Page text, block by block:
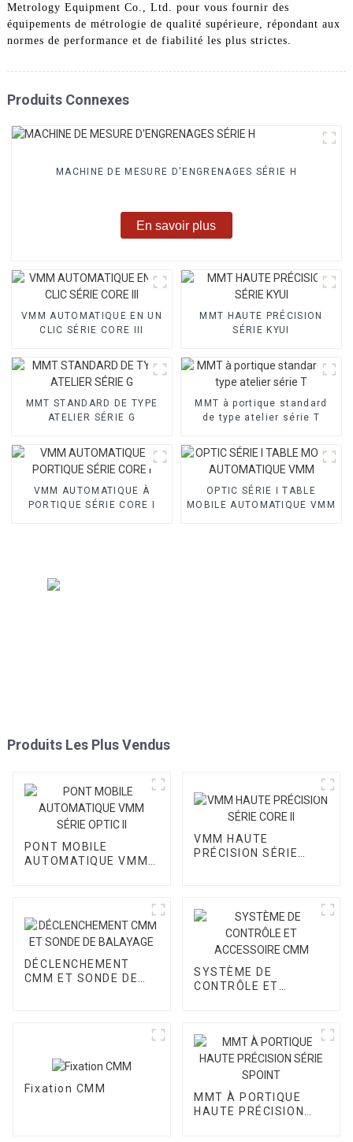
Metrology Equipment Co., Ltd. pour vous fournir des
équipements de métrologie de qualité supérieure, répondant aux
normes de performance et de fiabilité les plus strictes.
Produits Connexes
MACHINE DE MESURE D'ENGRENAGES SÉRIE H
En savoir plus
VMM AUTOMATIQUE EN UN
CLIC SÉRIE CORE III
MMT HAUTE PRÉCISION
SÉRIE KYUI
MMT STANDARD DE TYPE
ATELIER SÉRIE G
MMT à portique standard
de type atelier série T
VMM AUTOMATIQUE À
PORTIQUE SÉRIE CORE I
OPTIC SÉRIE I TABLE
MOBILE AUTOMATIQUE VMM
Produits Les Plus Vendus
PONT MOBILE
AUTOMATIQUE VMM
VMM HAUTE
PRÉCISION SÉRIE
DÉCLENCHEMENT
CMM ET SONDE DE
SYSTÈME DE
CONTRÔLE ET
Fixation CMM
MMT À PORTIQUE
HAUTE PRÉCISION